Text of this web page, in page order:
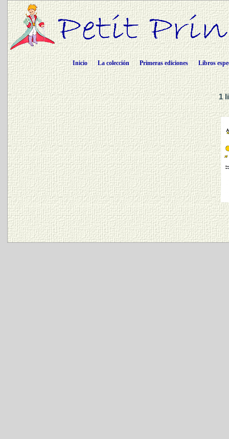
Inicio La colección Primeras ediciones Libros
1